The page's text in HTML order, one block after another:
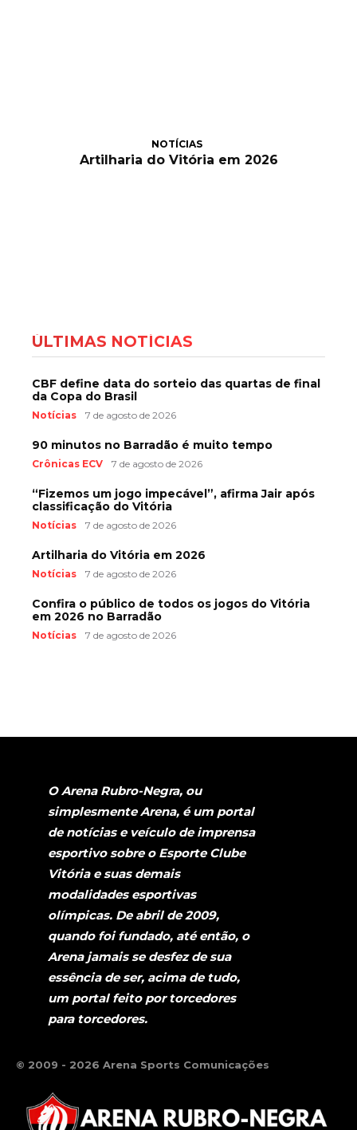
NOTÍCIAS
Artilharia do Vitória em 2026
ÚLTIMAS NOTÍCIAS
CBF define data do sorteio das quartas de final
da Copa do Brasil
Notícias 7 de agosto de 2026
90 minutos no Barradão é muito tempo
Crônicas ECV 7 de agosto de 2026
“Fizemos um jogo impecável”, afirma Jair após
classificação do Vitória
Notícias 7 de agosto de 2026
Artilharia do Vitória em 2026
Notícias 7 de agosto de 2026
Confira o público de todos os jogos do Vitória
em 2026 no Barradão
Notícias 7 de agosto de 2026
O Arena Rubro-Negra, ou
simplesmente Arena, é um portal
de notícias e veículo de imprensa
esportivo sobre o Esporte Clube
Vitória e suas demais
modalidades esportivas
olímpicas. De abril de 2009,
quando foi fundado, até então, o
Arena jamais se desfez de sua
essência de ser, acima de tudo,
um portal feito por torcedores
para torcedores.
© 2009 - 2026 Arena Sports Comunicações